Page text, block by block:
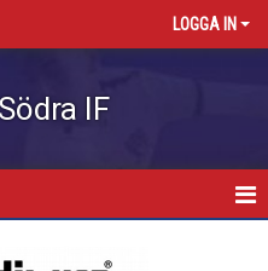
LOGGA IN
IF